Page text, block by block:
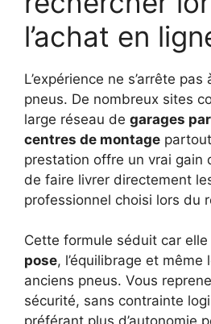
l’achat en
L’expérience ne s’arrête
pneus. De nombreux sites
large réseau de garages
centres de montage
prestation offre un vrai gain
de faire livrer directement
professionnel choisi lors du
Cette formule séduit car
pose, l’équilibrage et même
anciens pneus. Vous
sécurité, sans contrainte